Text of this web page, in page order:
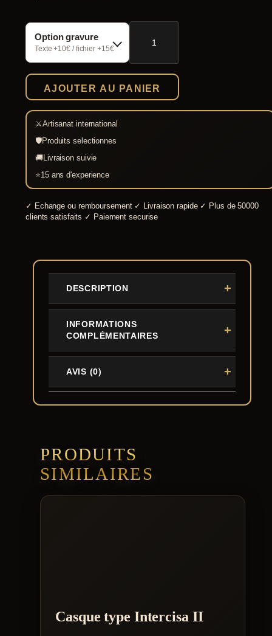
Option gravure
Texte +10€ / fichier +15€
quantité
Casque
légionnaire
cuir
AJOUTER AU PANIER
⚔Artisanat international
🛡Produits selectionnes
🚚Livraison suivie
⭐15 ans d'experience
✓ Echange ou remboursement ✓ Livraison rapide ✓ Plus de 50000
clients satisfaits ✓ Paiement securise
DESCRIPTION
INFORMATIONS
COMPLÉMENTAIRES
AVIS (0)
PRODUITS
SIMILAIRES
Casque type Intercisa II